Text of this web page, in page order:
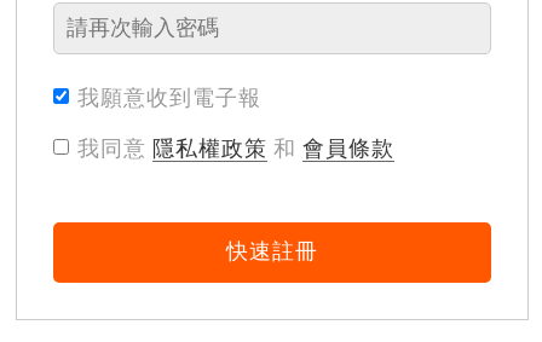
我願意收到電子報
我同意 隱私權政策 和 會員條款
快速註冊